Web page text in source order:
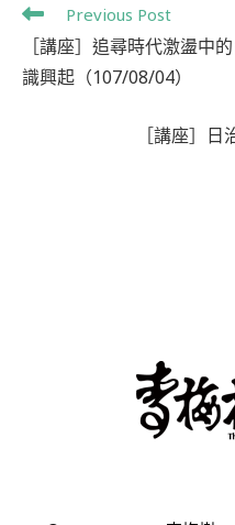
Previous Post
［講座］追尋時代激盪中
識興起（107/08/04）
［講座］